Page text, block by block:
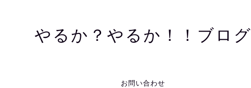
やるか？やるか！！ブログ
お問い合わせ